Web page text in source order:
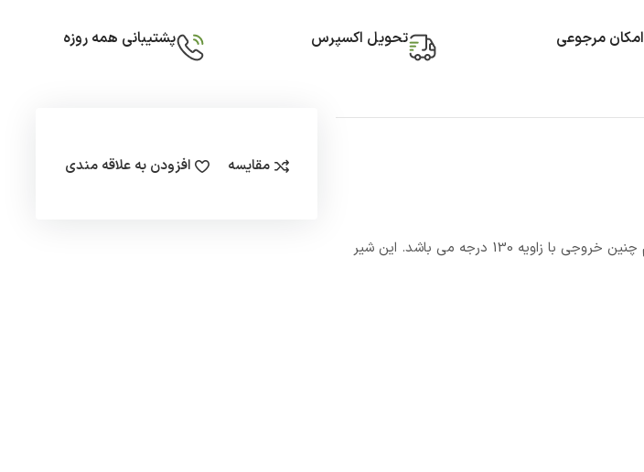
امکان مرجوعی تحویل اکسپرس پشتیبانی همه روزه
شیر آتش نشانی 1/2 1 اینچ کیز ایران در تابلوهای آتش نشانی نصب می شود با ورودی از پایین و هم چنین خروجی با زاویه 130 درجه می باشد. این شیر
مقایسه افزودن به علاقه مندی